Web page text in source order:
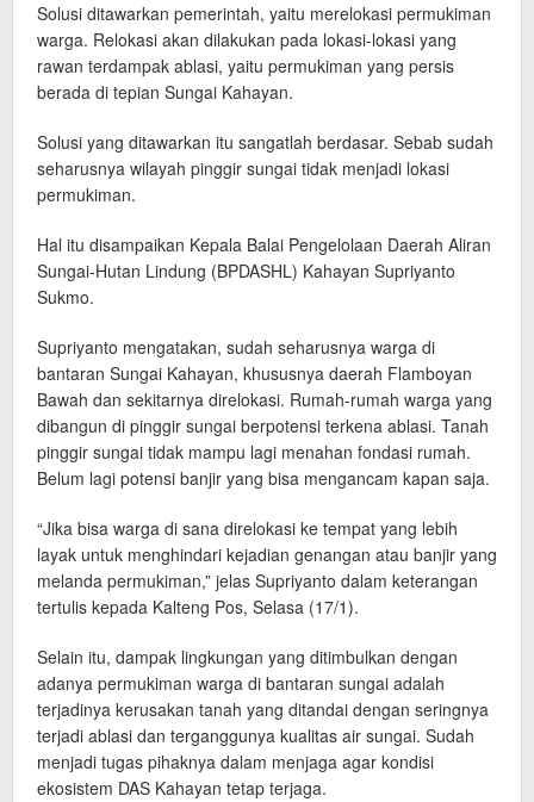
Solusi ditawarkan pemerintah, yaitu merelokasi permukiman
warga. Relokasi akan dilakukan pada lokasi-lokasi yang
rawan terdampak ablasi, yaitu permukiman yang persis
berada di tepian Sungai Kahayan.
Solusi yang ditawarkan itu sangatlah berdasar. Sebab sudah
seharusnya wilayah pinggir sungai tidak menjadi lokasi
permukiman.
Hal itu disampaikan Kepala Balai Pengelolaan Daerah Aliran
Sungai-Hutan Lindung (BPDASHL) Kahayan Supriyanto
Sukmo.
Supriyanto mengatakan, sudah seharusnya warga di
bantaran Sungai Kahayan, khususnya daerah Flamboyan
Bawah dan sekitarnya direlokasi. Rumah-rumah warga yang
dibangun di pinggir sungai berpotensi terkena ablasi. Tanah
pinggir sungai tidak mampu lagi menahan fondasi rumah.
Belum lagi potensi banjir yang bisa mengancam kapan saja.
“Jika bisa warga di sana direlokasi ke tempat yang lebih
layak untuk menghindari kejadian genangan atau banjir yang
melanda permukiman,” jelas Supriyanto dalam keterangan
tertulis kepada Kalteng Pos, Selasa (17/1).
Selain itu, dampak lingkungan yang ditimbulkan dengan
adanya permukiman warga di bantaran sungai adalah
terjadinya kerusakan tanah yang ditandai dengan seringnya
terjadi ablasi dan terganggunya kualitas air sungai. Sudah
menjadi tugas pihaknya dalam menjaga agar kondisi
ekosistem DAS Kahayan tetap terjaga.